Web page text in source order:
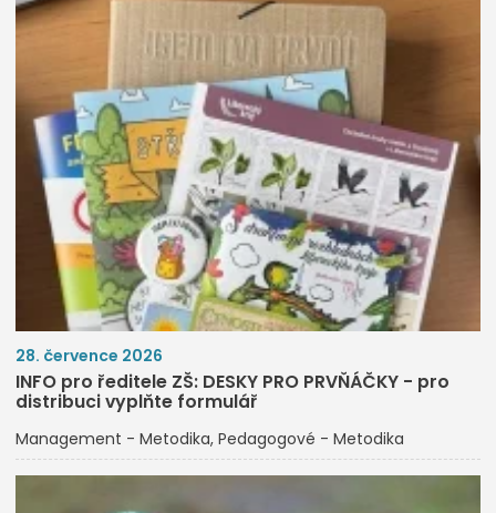
28. července 2026
INFO pro ředitele ZŠ: DESKY PRO PRVŇÁČKY - pro
distribuci vyplňte formulář
Management - Metodika Pedagogové - Metodika